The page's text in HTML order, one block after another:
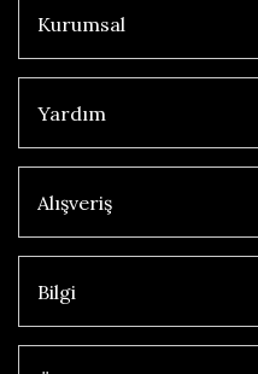
Kurumsal
Yardım
Alışveriş
Bilgi